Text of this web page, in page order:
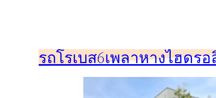
รถโรเบส6เพลาหางไฮดร